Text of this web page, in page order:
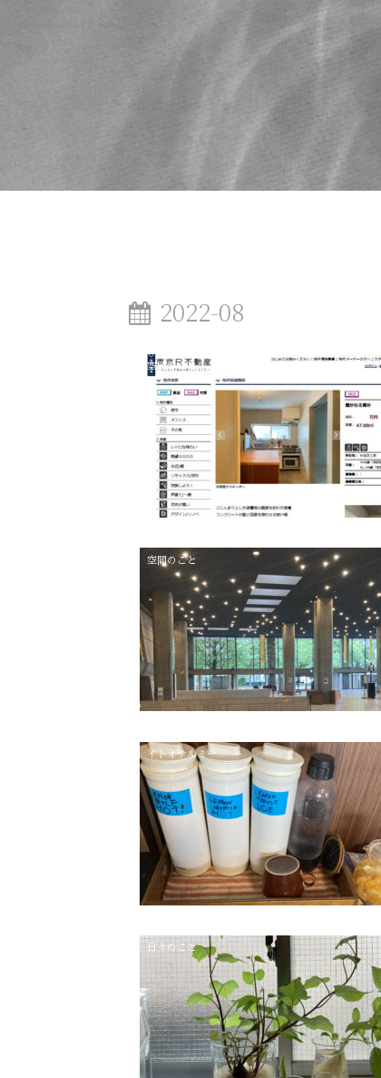
2022-08
空間のこと
空間のこと
イトオテルミー
日々のこと